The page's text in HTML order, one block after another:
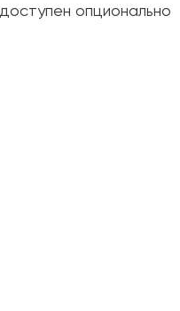
доступен опционально